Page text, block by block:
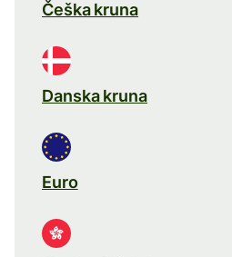
Češka kruna
Danska kruna
Euro